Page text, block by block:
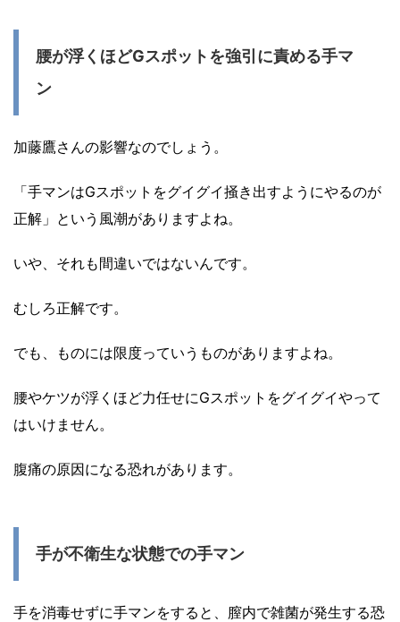
腰が浮くほどGスポットを強引に責める手マ
ン
加藤鷹さんの影響なのでしょう。
「手マンはGスポットをグイグイ掻き出すようにやるのが
正解」という風潮がありますよね。
いや、それも間違いではないんです。
むしろ正解です。
でも、ものには限度っていうものがありますよね。
腰やケツが浮くほど力任せにGスポットをグイグイやって
はいけません。
腹痛の原因になる恐れがあります。
手が不衛生な状態での手マン
手を消毒せずに手マンをすると、膣内で雑菌が発生する恐